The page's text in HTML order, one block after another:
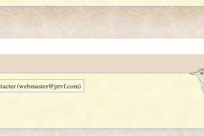
(webmaster@jrrvf.com)